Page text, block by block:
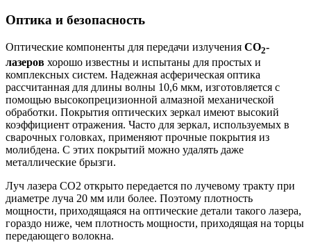
Оптика и безопасность
Оптические компоненты для передачи излучения CO2-
лазеров хорошо известны и испытаны для простых и
комплексных систем. Надежная асферическая оптика
рассчитанная для длины волны 10,6 мкм, изготовляется с
помощью высокопрецизионной алмазной механической
обработки. Покрытия оптических зеркал имеют высокий
коэффициент отражения. Часто для зеркал, используемых в
сварочных головках, применяют прочные покрытия из
молибдена. С этих покрытий можно удалять даже
металлические брызги.
Луч лазера CO2 открыто передается по лучевому тракту при
диаметре луча 20 мм или более. Поэтому плотность
мощности, приходящаяся на оптические детали такого лазера,
гораздо ниже, чем плотность мощности, приходящая на торцы
передающего волокна.